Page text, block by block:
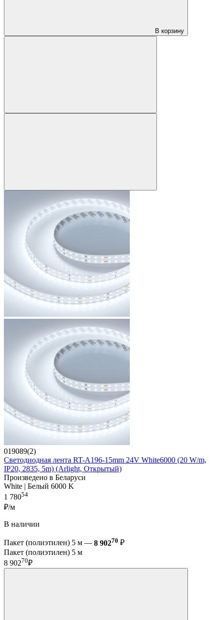
В корзину
019089(2)
Светодиодная лента RT-A196-15mm 24V White6000 (20 W/m,
IP20, 2835, 5m) (Arlight, Открытый)
Произведено в Беларуси
White | Белый 6000 K
1 78054
₽/м
В наличии
Пакет (полиэтилен) 5 м — 8 90270 ₽
Пакет (полиэтилен) 5 м
8 90270₽